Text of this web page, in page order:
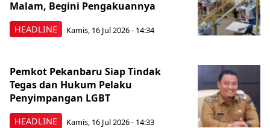
HEADLINE
Malam, Begini Pengakuannya
Kamis, 16 Jul 2026 - 14:34
HEADLINE
Pemkot Pekanbaru Siap Tindak
Tegas dan Hukum Pelaku
Penyimpangan LGBT
Kamis, 16 Jul 2026 - 14:33